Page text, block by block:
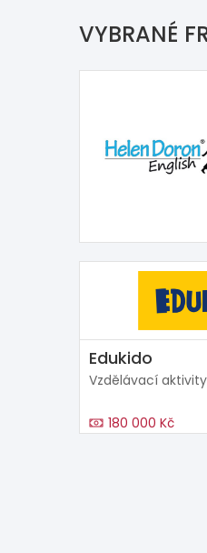
VYBRANÉ
Edukido
Vzdělávací
180 000 Kč